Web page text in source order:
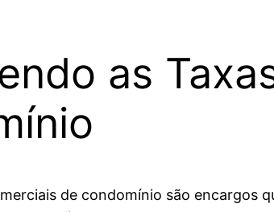
as
de condomínio são encargos